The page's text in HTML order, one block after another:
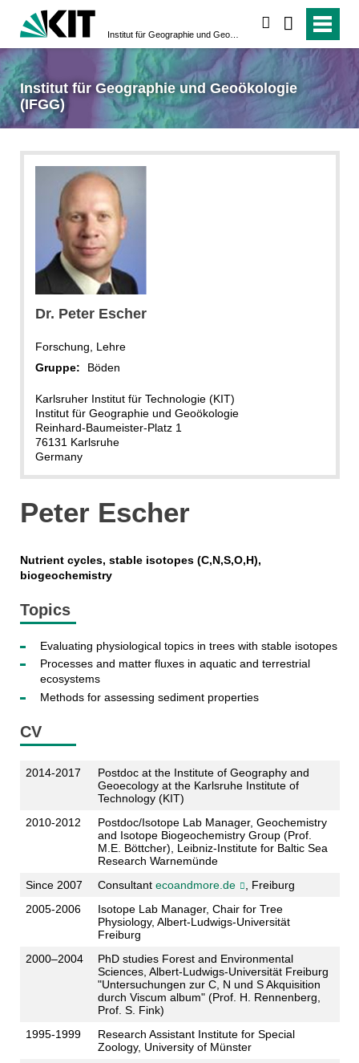
Institut für Geographie und Geoökologie
(IFGG)
Dr. Peter Escher
Forschung, Lehre
Gruppe:
Böden
Karlsruher Institut für Technologie (KIT)
Institut für Geographie und Geoökologie
Reinhard-Baumeister-Platz 1
76131 Karlsruhe
Germany
Peter Escher
Nutrient cycles, stable isotopes (C,N,S,O,H),
biogeochemistry
Topics
Evaluating physiological topics in trees with stable isotopes
Processes and matter fluxes in aquatic and terrestrial
ecosystems
Methods for assessing sediment properties
CV
2014-2017
Postdoc at the Institute of Geography and
Geoecology at the Karlsruhe Institute of
Technology (KIT)
2010-2012
Postdoc/Isotope Lab Manager, Geochemistry
and Isotope Biogeochemistry Group (Prof.
M.E. Böttcher), Leibniz-Institute for Baltic Sea
Research Warnemünde
Since 2007
Consultant ecoandmore.de
, Freiburg
2005-2006
Isotope Lab Manager, Chair for Tree
Physiology, Albert-Ludwigs-Universität
Freiburg
2000–2004
PhD studies Forest and Environmental
Sciences, Albert-Ludwigs-Universität Freiburg
"Untersuchungen zur C, N und S Akquisition
durch Viscum album" (Prof. H. Rennenberg,
Prof. S. Fink)
1995-1999
Research Assistant Institute for Special
Zoology, University of Münster